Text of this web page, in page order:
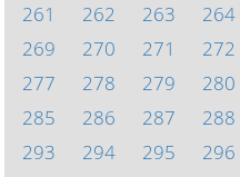
261
262 263 264
269
270 271 272
277
278 279 280
285
286 287 288
293
294 295 296